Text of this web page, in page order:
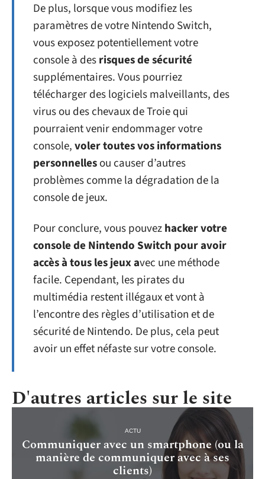
De plus, lorsque vous modifiez les
paramètres de votre Nintendo Switch,
vous exposez potentiellement votre
console à desrisques de sécurité
supplémentaires. Vous pourriez
télécharger des logiciels malveillants, des
virus ou des chevaux de Troie qui
pourraient venir endommager votre
console,voler toutes vos informations
personnellesou causer d’autres
problèmes comme la dégradation de la
console de jeux.
Pour conclure, vous pouvezhacker votre
console de Nintendo Switch pour avoir
accès à tous les jeux avec une méthode
facile. Cependant, les pirates du
multimédia restent illégaux et vont à
l’encontre des règles d’utilisation et de
sécurité de Nintendo. De plus, cela peut
avoir un effet néfaste sur votre console.
D'autres articles sur le site
ACTU
Communiquer avec un smartphone (ou la
manière de communiquer avec à ses
clients)